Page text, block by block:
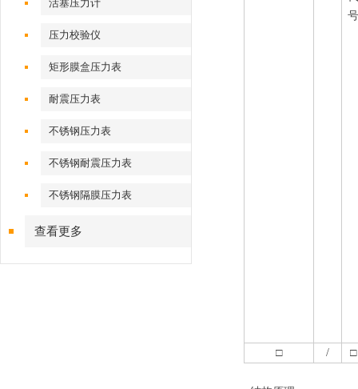
活塞压力计
压力校验仪
矩形膜盒压力表
耐震压力表
不锈钢压力表
不锈钢耐震压力表
不锈钢隔膜压力表
查看更多
号
□ / □